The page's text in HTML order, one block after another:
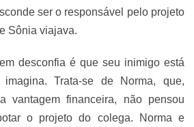
ser o responsável pelo projeto
Sônia viajava.
desconfia é que seu inimigo está
Trata-se de Norma, que,
vantagem financeira, não pensou
o projeto do colega. Norma e